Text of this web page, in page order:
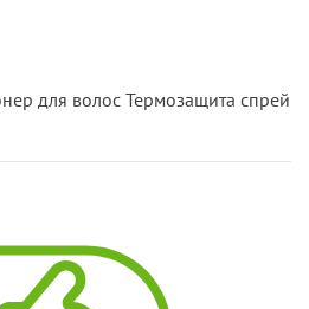
для волос Термозащита спрей